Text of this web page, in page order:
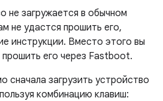
не загружается в обычном
не удастся прошить его,
инструкции. Вместо этого вы
его через Fastboot.
сначала загрузить устройство
комбинацию клавиш: